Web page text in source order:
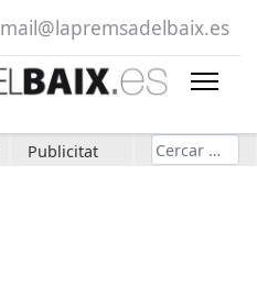
mail@lapremsadelbaix.es
Publicitat Cerca